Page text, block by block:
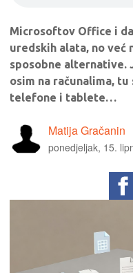
Microsoftov Office i
uredskih alata, no
sposobne alternative.
osim na računalima,
telefone i tablete…
Matija Gračanin
ponedjeljak, 15.